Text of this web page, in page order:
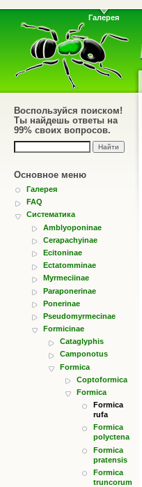
Галерея
Воспользуйся поиском!
Ты найдешь ответы на
99% своих вопросов.
Основное меню
Галерея
FAQ
Систематика
Amblyoponinae
Cerapachyinae
Ecitoninae
Ectatomminae
Myrmeciinae
Paraponerinae
Ponerinae
Pseudomyrmecinae
Formicinae
Cataglyphis
Camponotus
Formica
Coptoformica
Formica
Formica
rufa
Formica
polyctena
Formica
pratensis
Formica
truncorum